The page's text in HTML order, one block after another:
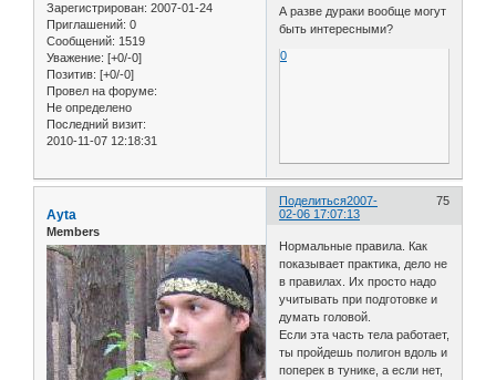
Зарегистрирован: 2007-01-24
Приглашений: 0
Сообщений: 1519
Уважение: [+0/-0]
Позитив: [+0/-0]
Провел на форуме:
Не определено
Последний визит:
2010-11-07 12:18:31
А разве дураки вообще могут
быть интересными?
0
Поделиться 75
2007-
02-06 17:07:13
Ayta
Members
Нормальные правила. Как
показывает практика, дело не
в правилах. Их просто надо
учитывать при подготовке и
думать головой.
Если эта часть тела работает,
ты пройдешь полигон вдоль и
поперек в тунике, а если нет,